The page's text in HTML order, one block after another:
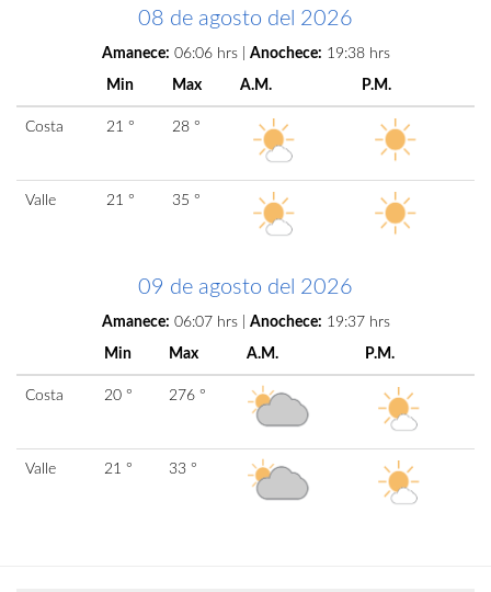
08 de agosto del 2026
Amanece: 06:06 hrs | Anochece: 19:38 hrs
Min Max A.M. P.M.
Costa 21 ° 28 °
Valle 21 ° 35 °
09 de agosto del 2026
Amanece: 06:07 hrs | Anochece: 19:37 hrs
Min Max A.M. P.M.
Costa 20 ° 276 °
Valle 21 ° 33 °